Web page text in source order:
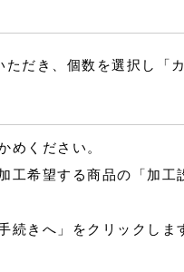
だき、個数を選択し「
めください。
工希望する商品の「加工
続きへ」をクリックしま